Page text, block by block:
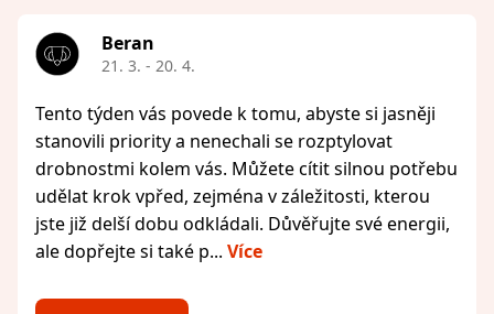
Beran
21. 3. - 20. 4.
Tento týden vás povede k tomu, abyste si jasněji
stanovili priority a nenechali se rozptylovat
drobnostmi kolem vás. Můžete cítit silnou potřebu
udělat krok vpřed, zejména v záležitosti, kterou
jste již delší dobu odkládali. Důvěřujte své energii,
ale dopřejte si také p... Více